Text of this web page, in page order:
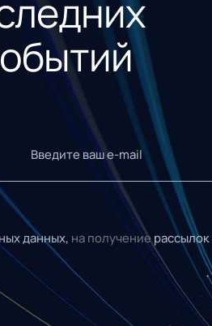
данных, на получениерассылок